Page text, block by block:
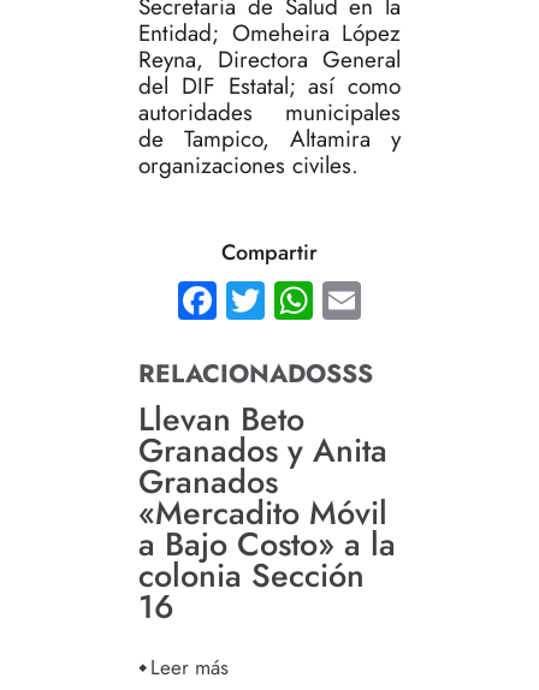
Entidad; Omeheira López
Reyna, Directora General
del DIF Estatal; así como
autoridades municipales
de Tampico, Altamira y
organizaciones civiles.
Compartir
Facebook
TwitterWhatsApp
RELACIONADOSSS
Llevan Beto
Granados y Anita
Granados
«Mercadito Móvil
a Bajo Costo» a la
colonia Sección
16
Leer más